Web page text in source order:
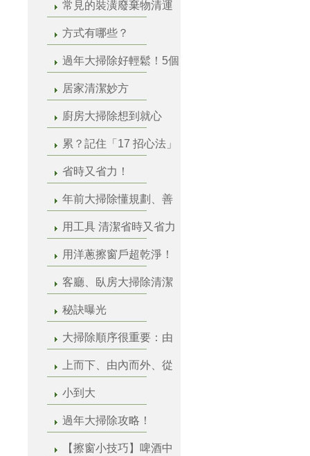
常見的裝潢廢棄物清運
方式有哪些？
過年大掃除好輕鬆！5個
居家清潔妙方
廚房大掃除想到就心
累？記住「17 招心法」
省時又省力！
年前大掃除懂規劃、善
用工具 清潔省時又省力
用洋蔥擦窗戶超乾淨！
客廳、臥房大掃除清潔
秘訣曝光
大掃除順序很重要：由
上而下、由內而外、從
小到大
過年大掃除攻略！
【擦窗小技巧】啤酒中